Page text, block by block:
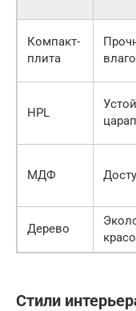
Компакт-
плита
HPL
МДФ
Дерево
Стили